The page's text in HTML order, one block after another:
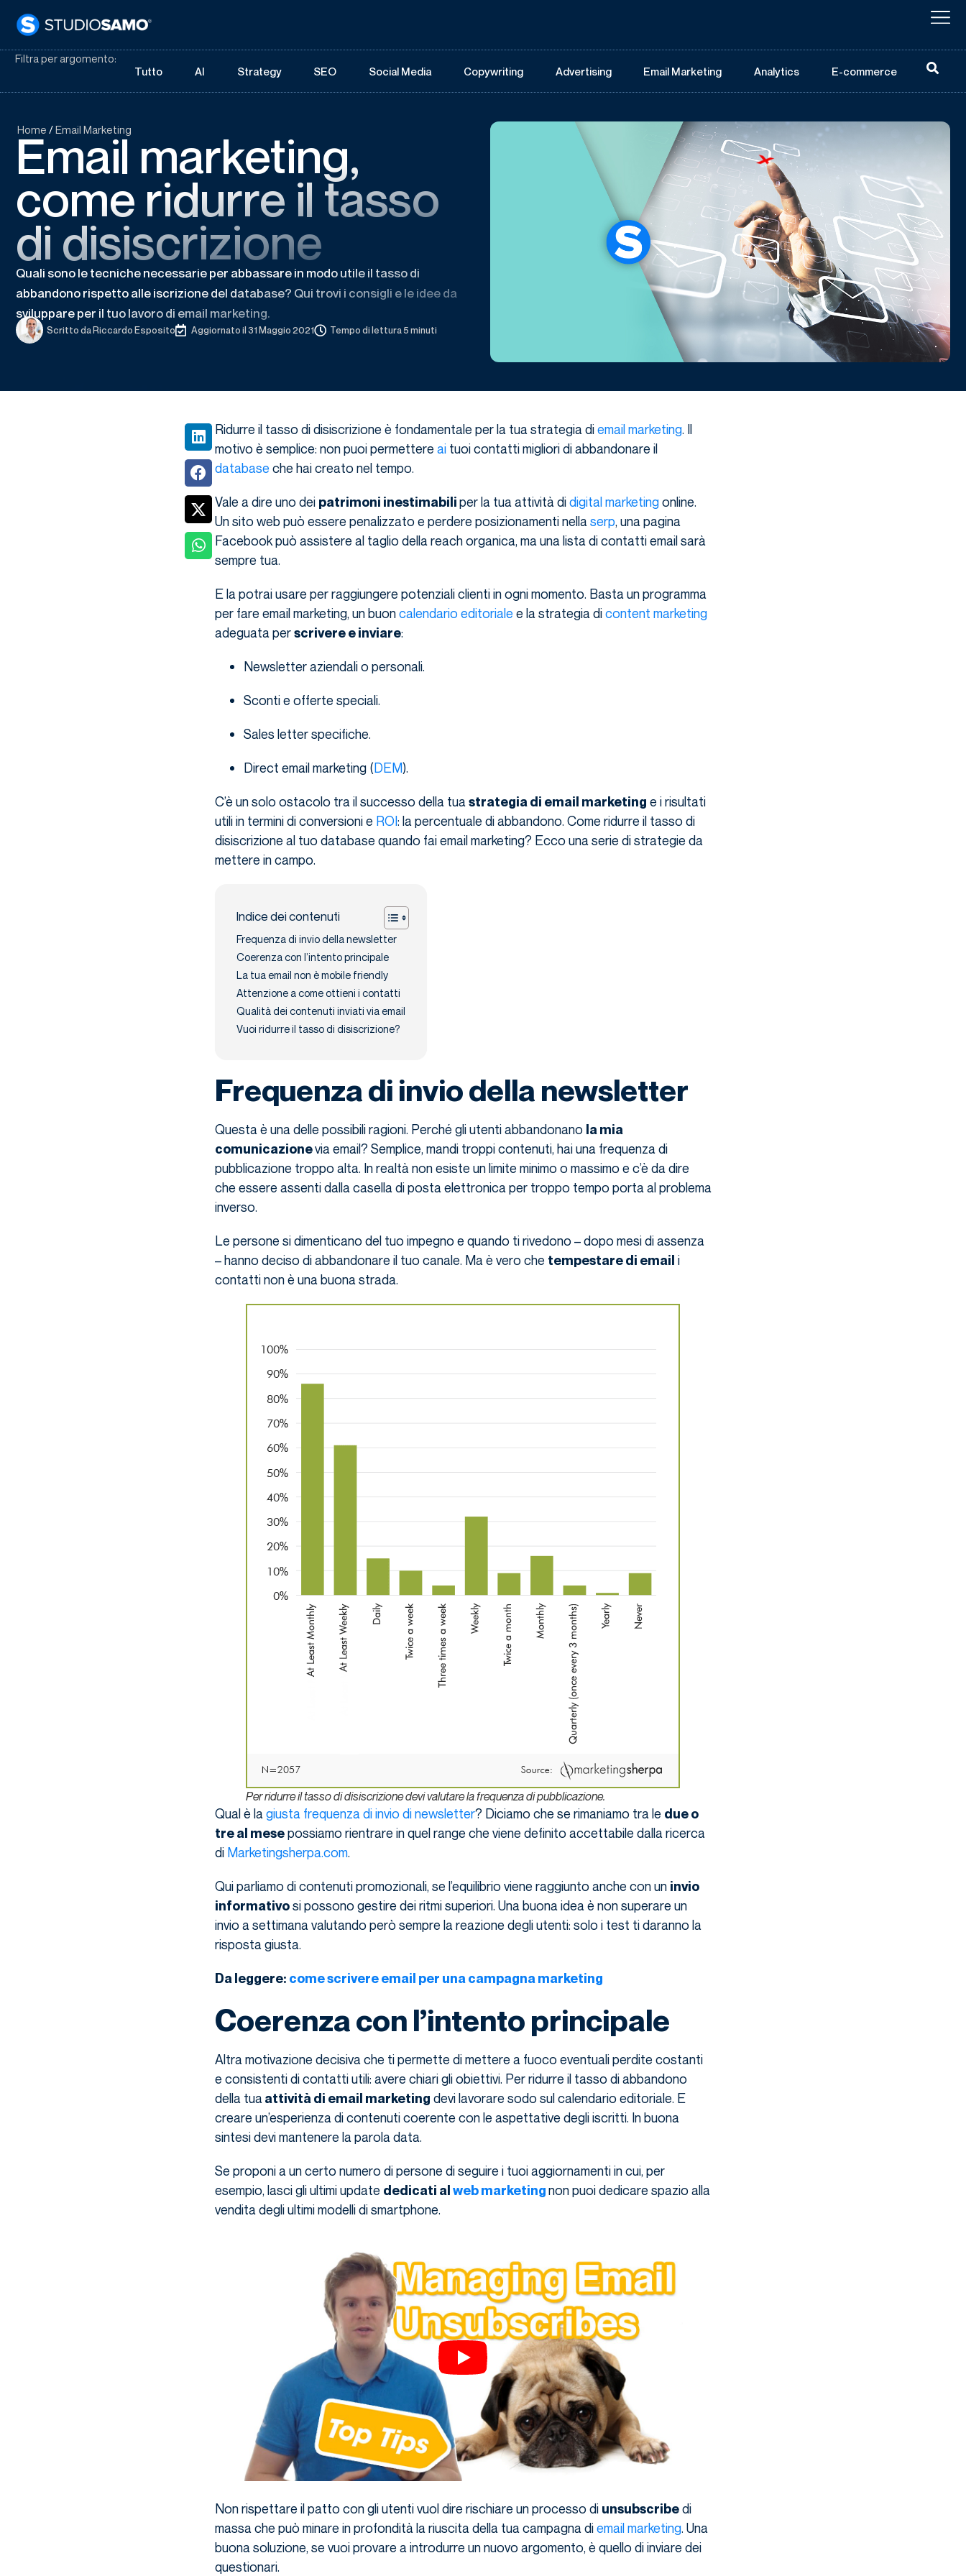
Filtra per argomento:
Tutto
AI Strategy SEO Social Media Copywriting Advertising Email Marketing Analytics E-commerce
Home /Email Marketing
Email marketing,
come ridurre il tasso
di disiscrizione
Quali sono le tecniche necessarie per abbassare in modo utile il tasso di
abbandono rispetto alle iscrizione del database? Qui trovi i consigli e le idee da
sviluppare per il tuo lavoro di email marketing.
Scritto daRiccardo Esposito Aggiornato il 31 Maggio 2021 Tempo di lettura 5 minuti
Ridurre il tasso di disiscrizione è fondamentale per la tua strategia diemail marketing. Il
motivo è semplice: non puoi permettere aituoi contatti migliori di abbandonare il
database che hai creato nel tempo.
Vale a dire uno dei patrimoni inestimabiliper la tua attività didigital marketingonline.
Un sito web può essere penalizzato e perdere posizionamenti nella serp, una pagina
Facebook può assistere al taglio della reach organica, ma una lista di contatti email sarà
sempre tua.
E la potrai usare per raggiungere potenziali clienti in ogni momento. Basta un programma
per fare email marketing, un buoncalendario editoriale e la strategia dicontent marketing
adeguata perscrivere e inviare:
Newsletter aziendali o personali.
Sconti e offerte speciali.
Sales letter specifiche.
Direct email marketing (DEM).
C’è un solo ostacolo tra il successo della tua strategia di email marketing e i risultati
utili in termini di conversioni e ROI: la percentuale di abbandono. Come ridurre il tasso di
disiscrizione al tuo database quando fai email marketing? Ecco una serie di strategie da
mettere in campo.
Indice dei contenuti
Frequenza di invio della newsletter
Coerenza con l’intento principale
La tua email non è mobile friendly
Attenzione a come ottieni i contatti
Qualità dei contenuti inviati via email
Vuoi ridurre il tasso di disiscrizione?
Frequenza di invio della newsletter
Questa è una delle possibili ragioni. Perché gli utenti abbandonano la mia
comunicazionevia email? Semplice, mandi troppi contenuti, hai una frequenza di
pubblicazione troppo alta. In realtà non esiste un limite minimo o massimo e c’è da dire
che essere assenti dalla casella di posta elettronica per troppo tempo porta al problema
inverso.
Le persone si dimenticano del tuo impegno e quando ti rivedono – dopo mesi di assenza
– hanno deciso di abbandonare il tuo canale. Ma è vero che tempestare di email i
contatti non è una buona strada.
Per ridurre il tasso di disiscrizione devi valutare la frequenza di pubblicazione.
Qual è la giusta frequenza di invio di newsletter? Diciamo che se rimaniamo tra le due o
tre al mesepossiamo rientrare in quel range che viene definito accettabile dalla ricerca
di Marketingsherpa.com.
Qui parliamo di contenuti promozionali, se l’equilibrio viene raggiunto anche con un invio
informativosi possono gestire dei ritmi superiori. Una buona idea è non superare un
invio a settimana valutando però sempre la reazione degli utenti: solo i test ti daranno la
risposta giusta.
Da leggere: come scrivere email per una campagna marketing
Coerenza con l’intento principale
Altra motivazione decisiva che ti permette di mettere a fuoco eventuali perdite costanti
e consistenti di contatti utili: avere chiari gli obiettivi. Per ridurre il tasso di abbandono
della tua attività di email marketing devi lavorare sodo sul calendario editoriale. E
creare un’esperienza di contenuti coerente con le aspettative degli iscritti. In buona
sintesi devi mantenere la parola data.
Se proponi a un certo numero di persone di seguire i tuoi aggiornamenti in cui, per
esempio, lasci gli ultimi update dedicati al web marketingnon puoi dedicare spazio alla
vendita degli ultimi modelli di smartphone.
Non rispettare il patto con gli utenti vuol dire rischiare un processo di unsubscribedi
massa che può minare in profondità la riuscita della tua campagna diemail marketing. Una
buona soluzione, se vuoi provare a introdurre un nuovo argomento, è quello di inviare dei
questionari.